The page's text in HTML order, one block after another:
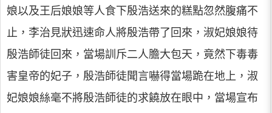
娘以及王后娘娘等人食下殷浩送來的糕點忽然腹痛不
止，李治見狀迅速命人將殷浩帶了回來，淑妃娘娘待
殷浩師徒回來，當場訓斥二人膽大包天，竟然下毒毒
害皇帝的妃子，殷浩師徒聞言嚇得當場跪在地上，淑
妃娘娘絲毫不將殷浩師徒的求饒放在眼中，當場宣布